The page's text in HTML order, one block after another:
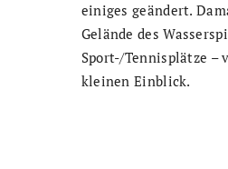
einiges geändert.
Gelände des
Sport-/Tennisplätze –
kleinen Einblick.